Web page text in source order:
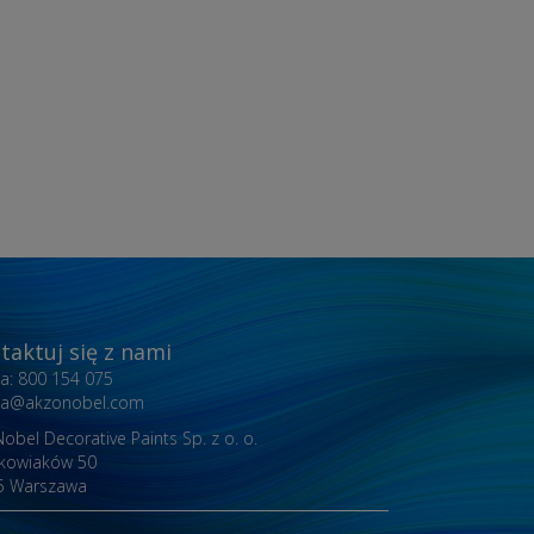
się z nami
800 154 075
Decorative Paints Sp. z o. o.
50
Warszawa